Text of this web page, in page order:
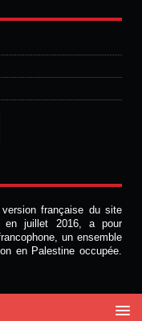
française du site
en juillet 2016, a pour
un ensemble
en Palestine occupée.